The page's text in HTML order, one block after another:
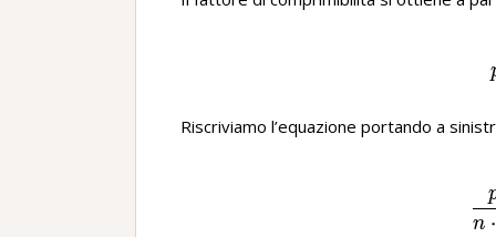
Riscriviamo l’equazione portando a
n ⋅